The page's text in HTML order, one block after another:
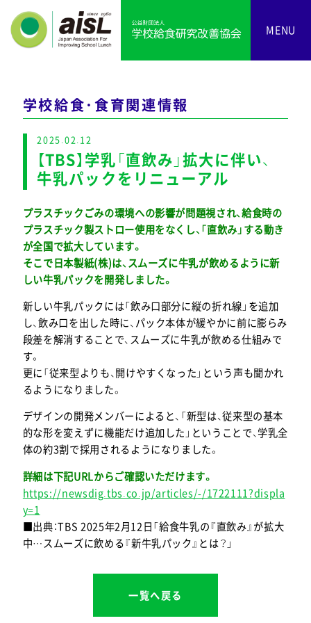
MENU
学校給食・食育関連情報
2025.02.12
【TBS】学乳「直飲み」拡大に伴い、
牛乳パックをリニューアル
プラスチックごみの環境への影響が問題視され、給食時の
プラスチック製ストロー使用をなくし、「直飲み」する動き
が全国で拡大しています。
そこで日本製紙(株)は、スムーズに牛乳が飲めるように新
しい牛乳パックを開発しました。
新しい牛乳パックには「飲み口部分に縦の折れ線」を追加
し、飲み口を出した時に、パック本体が緩やかに前に膨らみ
段差を解消することで、スムーズに牛乳が飲める仕組みで
す。
更に「従来型よりも、開けやすくなった」という声も聞かれ
るようになりました。
デザインの開発メンバーによると、「新型は、従来型の基本
的な形を変えずに機能だけ追加した」ということで、学乳全
体の約3割で採用されるようになりました。
詳細は下記URLからご確認いただけます。
https://newsdig.tbs.co.jp/articles/-/1722111?displa
y=1
■出典：TBS 2025年2月12日「給食牛乳の『直飲み』が拡大
中…スムーズに飲める『新牛乳パック』とは？」
一覧へ戻る